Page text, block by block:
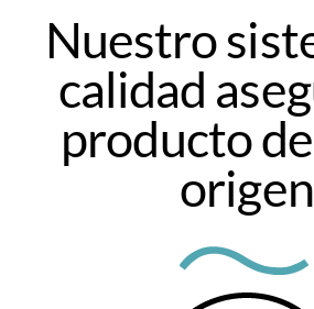
Nuestro
calidad
producto
origen